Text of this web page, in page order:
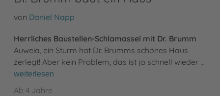
von Daniel Napp
Herrliches Baustellen-Schlamassel mit Dr. Brumm
Auweia, ein Sturm hat Dr. Brumms schönes Haus
zerlegt! Aber kein Problem, das ist ja schnell wieder …
weiterlesen
Ab 4 Jahre